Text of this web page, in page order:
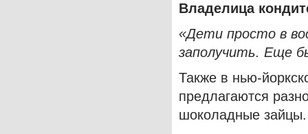
Владелица
«Дети просто в
заполучить. Еще
Также в нью-
предлагаются
шоколадные зайцы.